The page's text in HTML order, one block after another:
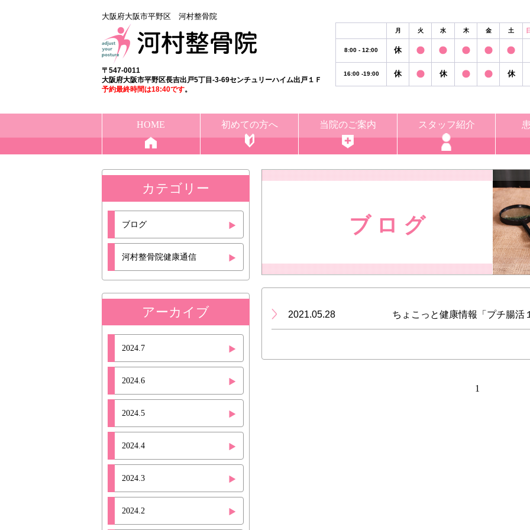
大阪府大阪市平野区 河村整骨院
〒547-0011
大阪府大阪市平野区長吉出戸5丁目-3-69センチュリーハイム出戸１Ｆ
予約最終時間は18:40です。
月 火 水 木 金 土
8:00 - 12:00 休
16:00 -19:00 休 休 休
HOME 初めての方へ 当院のご案内 スタッフ紹介
ブ ロ グ
2021.05.28 ちょこっと健康情報「プチ腸活
1
カテゴリー
ブログ
河村整骨院健康通信
アーカイブ
2024.7
2024.6
2024.5
2024.4
2024.3
2024.2